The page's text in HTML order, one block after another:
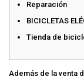
Reparación
BICICLETAS
Tienda de
Además de la venta